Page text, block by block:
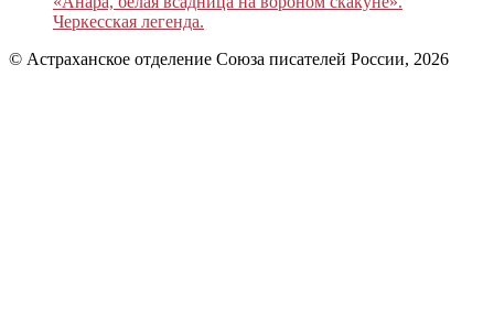
Черкесская легенда.
© Астраханское отделение Союза писателей России, 2026